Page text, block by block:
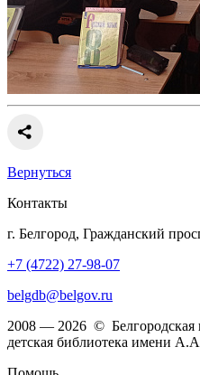
Вернуться
Контакты
г. Белгород, Гражданский
+7 (4722) 27-98-07
belgdb@belgov.ru
2008 — 2026 © Белгородская
детская библиотека имени